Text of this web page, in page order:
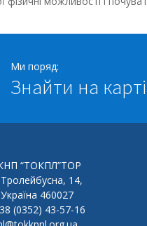
Ми поряд:
Знайти на карті
“ТОКПЛ”ТОР
14,
460027
(0352) 43-57-16